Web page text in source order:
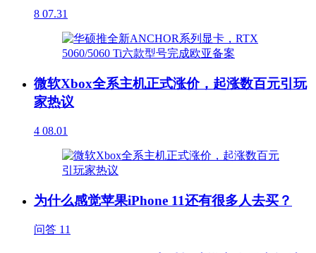
8 07.31
微软Xbox全系主机正式涨价，起涨数百元引玩
家热议
4 08.01
为什么感觉苹果iPhone 11还有很多人去买？
问答 11